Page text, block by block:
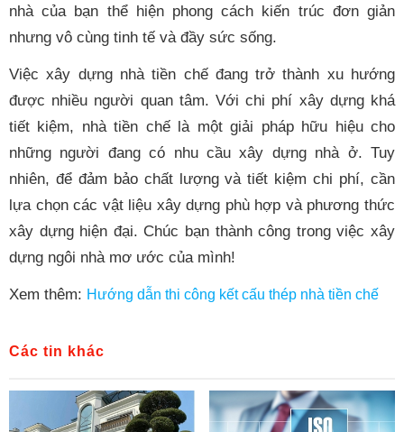
nhà của bạn thể hiện phong cách kiến trúc đơn giản
nhưng vô cùng tinh tế và đầy sức sống.
Việc xây dựng nhà tiền chế đang trở thành xu hướng
được nhiều người quan tâm. Với chi phí xây dựng khá
tiết kiệm, nhà tiền chế là một giải pháp hữu hiệu cho
những người đang có nhu cầu xây dựng nhà ở. Tuy
nhiên, để đảm bảo chất lượng và tiết kiệm chi phí, cần
lựa chọn các vật liệu xây dựng phù hợp và phương thức
xây dựng hiện đại. Chúc bạn thành công trong việc xây
dựng ngôi nhà mơ ước của mình!
Xem thêm: Hướng dẫn thi công kết cấu thép nhà tiền chế
Các tin khác